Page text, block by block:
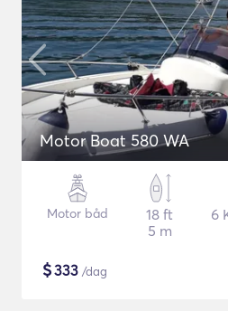
Motor Boat 580 WA
Motor båd
18 ft
5 m
6
$333 /dag